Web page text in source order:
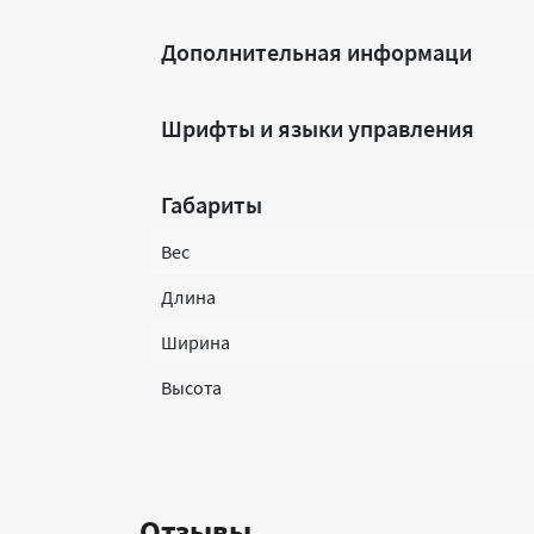
Дополнительная информаци
Шрифты и языки управления
Габариты
Вес
Длина
Ширина
Высота